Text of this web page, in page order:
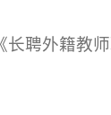
聘外籍教